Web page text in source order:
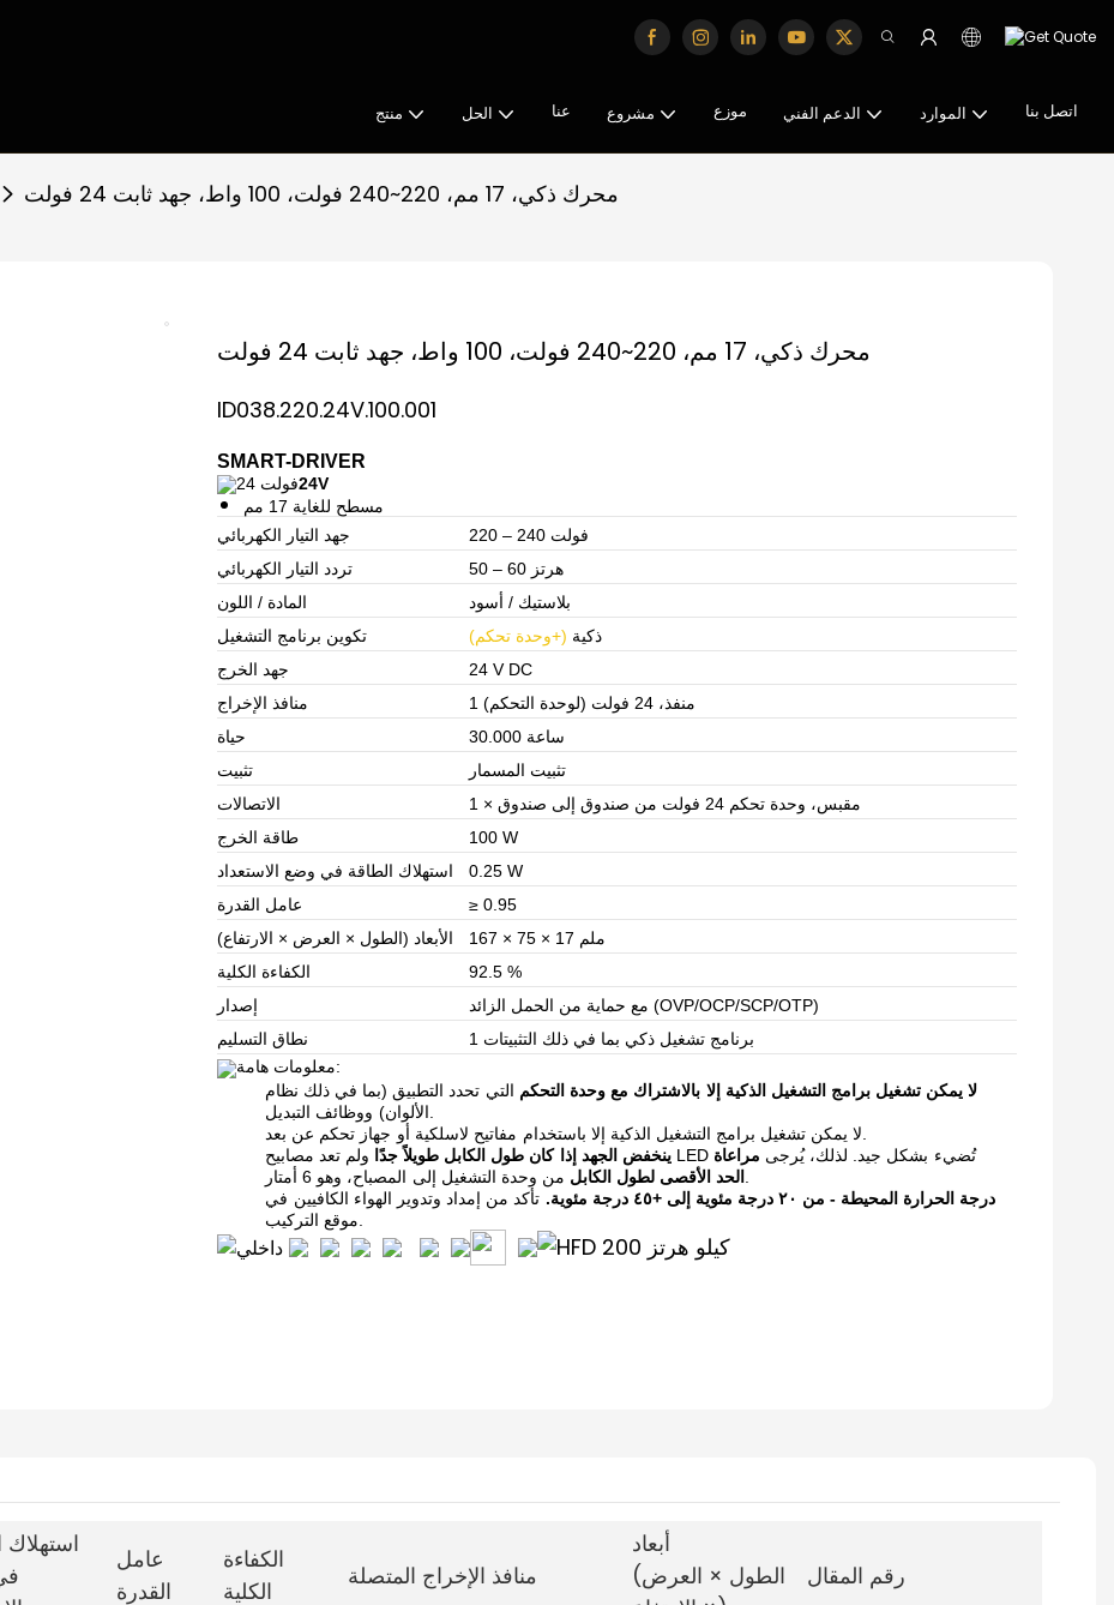
منتج الحل عنا مشروع موزع الدعم الفني الموارد اتصل بنا
محرك ذكي، 17 مم، 220~240 فولت، 100 واط، جهد ثابت 24 فولت
محرك ذكي، 17 مم، 220~240 فولت، 100 واط، جهد ثابت 24 فولت
ID038.220.24V.100.001
SMART-DRIVER
24V
مسطح للغاية 17 مم
جهد التيار الكهربائي
220 – 240 فولت
تردد التيار الكهربائي
50 – 60 هرتز
المادة / اللون
بلاستيك / أسود
تكوين برنامج التشغيل
ذكية (+وحدة تحكم)
جهد الخرج
24 V DC
منافذ الإخراج
1 منفذ، 24 فولت (لوحدة التحكم)
حياة
30.000 ساعة
تثبيت
تثبيت المسمار
الاتصالات
1 × مقبس، وحدة تحكم 24 فولت من صندوق إلى صندوق
طاقة الخرج
100 W
استهلاك الطاقة في وضع الاستعداد
0.25 W
عامل القدرة
≥ 0.95
الأبعاد (الطول × العرض × الارتفاع)
167 × 75 × 17 ملم
الكفاءة الكلية
92.5 %
إصدار
مع حماية من الحمل الزائد (OVP/OCP/SCP/OTP)
نطاق التسليم
1 برنامج تشغيل ذكي بما في ذلك التثبيتات
معلومات هامة:
لا يمكن تشغيل برامج التشغيل الذكية إلا بالاشتراك مع وحدة التحكم التي تحدد التطبيق (بما في ذلك نظام
الألوان)
لا يمكن تشغيل برامج التشغيل الذكية إلا باستخدام مفاتيح لاسلكية أو
ينخفض ​​الجهد إذا كان طول الكابل طويلاً جدًا ولم تعد مصابيح LED تُضيء بشكل جيد. لذلك، يُرجى مراعاة
الحد الأقصى لطول الكابل من وحدة التشغيل إلى
درجة الحرارة المحيطة - من ٢٠ درجة مئوية إلى +٤٥ درجة مئوية.
تأكد من إمداد وتدوير الهواء الكافيين في
استهلاك
عامل
القدرة
الكفاءة
الكلية
منافذ الإخراج المتصلة
أبعاد
(الطول × العرض
رقم المقال